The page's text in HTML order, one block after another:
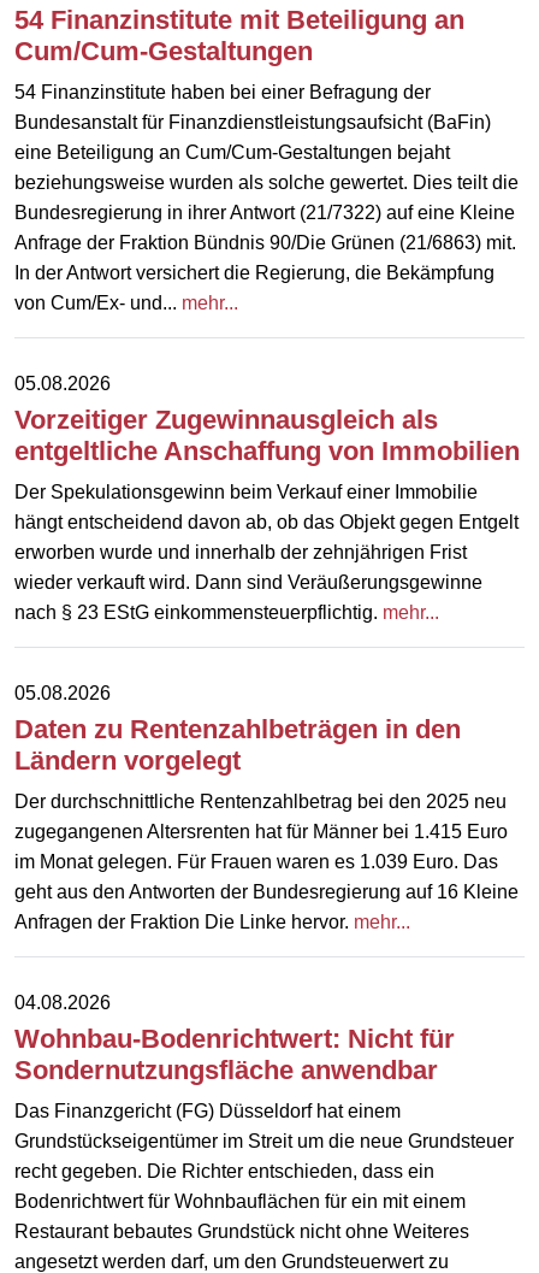
54 Finanzinstitute mit Beteiligung an
Cum/Cum-Gestaltungen
54 Finanzinstitute haben bei einer Befragung der
Bundesanstalt für Finanzdienstleistungsaufsicht (BaFin)
eine Beteiligung an Cum/Cum-Gestaltungen bejaht
beziehungsweise wurden als solche gewertet. Dies teilt die
Bundesregierung in ihrer Antwort (21/7322) auf eine Kleine
Anfrage der Fraktion Bündnis 90/Die Grünen (21/6863) mit.
In der Antwort versichert die Regierung, die Bekämpfung
von Cum/Ex- und... mehr...
05.08.2026
Vorzeitiger Zugewinnausgleich als
entgeltliche Anschaffung von Immobilien
Der Spekulationsgewinn beim Verkauf einer Immobilie
hängt entscheidend davon ab, ob das Objekt gegen Entgelt
erworben wurde und innerhalb der zehnjährigen Frist
wieder verkauft wird. Dann sind Veräußerungsgewinne
nach § 23 EStG einkommensteuerpflichtig. mehr...
05.08.2026
Daten zu Rentenzahlbeträgen in den
Ländern vorgelegt
Der durchschnittliche Rentenzahlbetrag bei den 2025 neu
zugegangenen Altersrenten hat für Männer bei 1.415 Euro
im Monat gelegen. Für Frauen waren es 1.039 Euro. Das
geht aus den Antworten der Bundesregierung auf 16 Kleine
Anfragen der Fraktion Die Linke hervor. mehr...
04.08.2026
Wohnbau-Bodenrichtwert: Nicht für
Sondernutzungsfläche anwendbar
Das Finanzgericht (FG) Düsseldorf hat einem
Grundstückseigentümer im Streit um die neue Grundsteuer
recht gegeben. Die Richter entschieden, dass ein
Bodenrichtwert für Wohnbauflächen für ein mit einem
Restaurant bebautes Grundstück nicht ohne Weiteres
angesetzt werden darf, um den Grundsteuerwert zu